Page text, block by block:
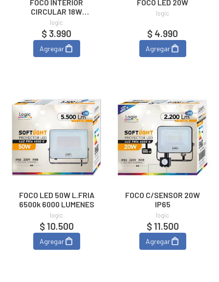
FOCO INTERIOR
CIRCULAR 18W
SOBREPUESTO LUZ
FRIA
logic
$ 3.990
Agregar
FOCO LED 20W
logic
$ 4.990
Agregar
FOCO LED 50W L.FRIA
6500k 6000 LUMENES
logic
$ 10.500
Agregar
FOCO C/SENSOR 20W
IP65
logic
$ 11.500
Agregar